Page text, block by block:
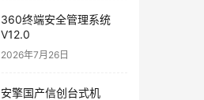
360终端安全管理系统
V12.0
2026年7月26日
安擎国产信创台式机